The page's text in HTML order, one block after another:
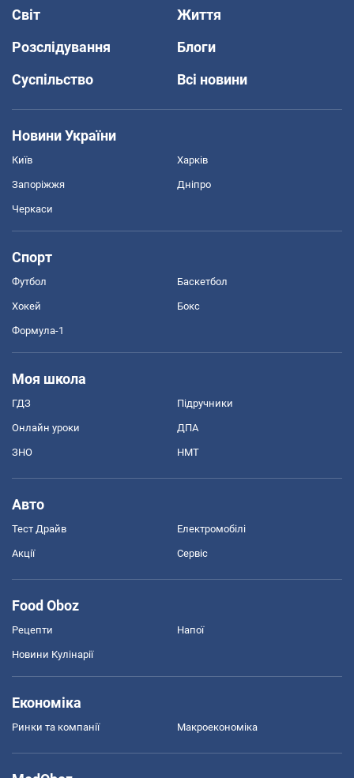
Світ
Життя
Розслідування
Блоги
Суспільство
Всі новини
Новини України
Київ Харків
Запоріжжя Дніпро
Черкаси
Спорт
Футбол Баскетбол
Хокей Бокс
Формула-1
Моя школа
ГДЗ Підручники
Онлайн уроки ДПА
ЗНО НМТ
Авто
Тест Драйв Електромобілі
Акції Сервіс
Food Oboz
Рецепти Напої
Новини Кулінарії
Економіка
Ринки та компанії Макроекономіка